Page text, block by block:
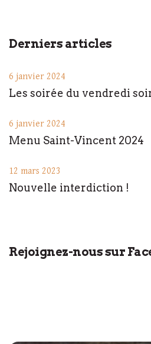
Derniers articles
6 janvier 2024
Les soirée du vendredi
6 janvier 2024
Menu Saint-Vincent 2024
12 mars 2023
Nouvelle interdiction !
Rejoignez-nous sur